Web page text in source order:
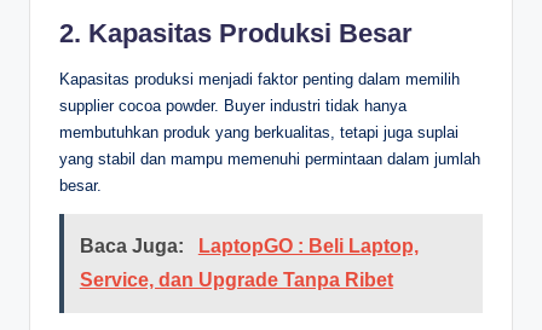
2. Kapasitas Produksi Besar
Kapasitas produksi menjadi faktor penting dalam memilih
supplier cocoa powder. Buyer industri tidak hanya
membutuhkan produk yang berkualitas, tetapi juga suplai
yang stabil dan mampu memenuhi permintaan dalam jumlah
besar.
Baca Juga:
LaptopGO : Beli Laptop,
Service, dan Upgrade Tanpa Ribet